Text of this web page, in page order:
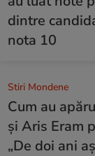
dintre
nota 10
Stiri Mondene
Cum au
și Aris Eram
„De doi ani